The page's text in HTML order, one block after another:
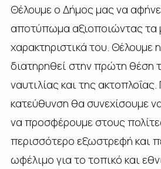
Θέλουμε ο Δήμος μας να
αποτύπωμα αξιοποιώντας τα
χαρακτηριστικά του. Θέλουμε
διατηρηθεί στην πρώτη θέση
ναυτιλίας και της
κατεύθυνση θα συνεχίσουμε
να προσφέρουμε στους
περισσότερο εξωστρεφή και
ωφέλιμο για το τοπικό και